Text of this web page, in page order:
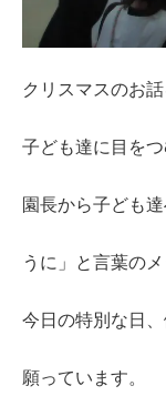
クリスマスのお
子ども達に目をつ
園長から子ども
うに」と言葉の
今日の特別な日
願っています。